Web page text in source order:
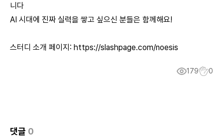
니다
AI 시대에 진짜 실력을 쌓고 싶으신 분들은 함께해요!
스터디 소개 페이지: https://slashpage.com/noesis
179 0
댓글 0